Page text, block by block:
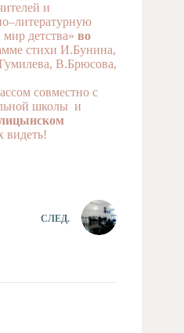
и
детства» во
стихи И.Бунина,
В.Брюсова,
совместно с
школы и
видеть!
СЛЕД.